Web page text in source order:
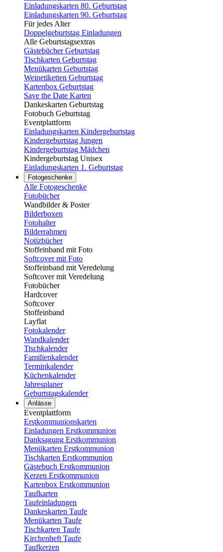
Einladungskarten 80. Geburtstag
Einladungskarten 90. Geburtstag
Für jedes Alter
Doppelgeburtstag Einladungen
Alle Geburtstagsextras
Gästebücher Geburtstag
Tischkarten Geburtstag
Menükarten Geburtstag
Weinetiketten Geburtstag
Kartenbox Geburtstag
Save the Date Karten
Dankeskarten Geburtstag
Fotobuch Geburtstag
Eventplattform
Einladungskarten Kindergeburtstag
Kindergeburtstag Jungen
Kindergeburtstag Mädchen
Kindergeburtstag Unisex
Einladungskarten 1. Geburtstag
Fotogeschenke
Alle Fotogeschenke
Fotobücher
Wandbilder & Poster
Bilderboxen
Fotohalter
Bilderrahmen
Notizbücher
Stoffeinband mit Foto
Softcover mit Foto
Stoffeinband mit Veredelung
Softcover mit Veredelung
Fotobücher
Hardcover
Softcover
Stoffeinband
Layflat
Fotokalender
Wandkalender
Tischkalender
Familienkalender
Terminkalender
Küchenkalender
Jahresplaner
Geburtstagskalender
Anlässe
Eventplattform
Erstkommunionskarten
Einladungen Erstkommunion
Danksagung Erstkommunion
Menükarten Erstkommunion
Tischkarten Erstkommunion
Gästebuch Erstkommunion
Kerzen Erstkommunion
Kartenbox Erstkommunion
Taufkarten
Taufeinladungen
Dankeskarten Taufe
Menükarten Taufe
Tischkarten Taufe
Kirchenheft Taufe
Taufkerzen